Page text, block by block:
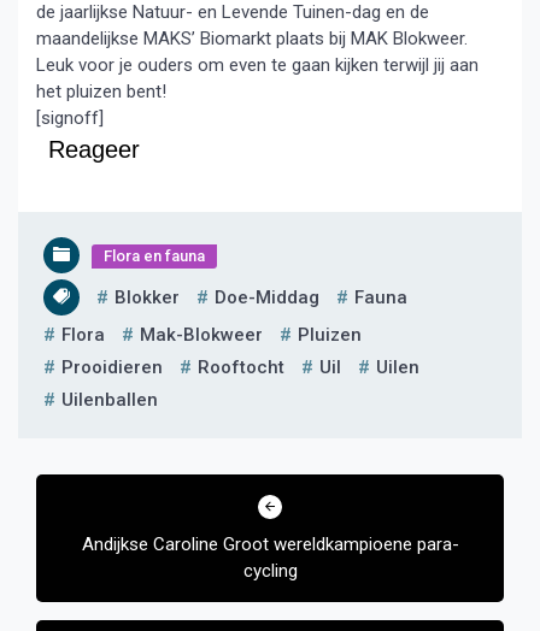
de jaarlijkse Natuur- en Levende Tuinen-dag en de
maandelijkse MAKS’ Biomarkt plaats bij MAK Blokweer.
Leuk voor je ouders om even te gaan kijken terwijl jij aan
het pluizen bent!
[signoff]
Reageer
Flora en fauna
Blokker Doe-Middag
Fauna
Flora
Mak-Blokweer
Pluizen
Prooidieren
Rooftocht Uil
Uilen
Uilenballen
Bericht
Andijkse Caroline Groot wereldkampioene para-
cycling